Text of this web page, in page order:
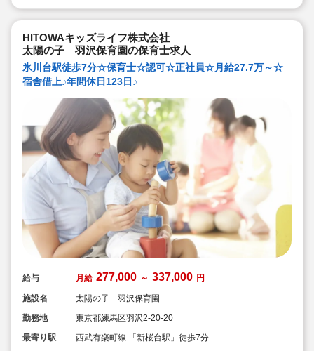
HITOWAキッズライフ株式会社
太陽の子 羽沢保育園の保育士求人
氷川台駅徒歩7分☆保育士☆認可☆正社員☆月給27.7万～☆
宿舎借上♪年間休日123日♪
給与 月給 277,000 ～ 337,000 円
施設名
太陽の子 羽沢保育園
勤務地
東京都練馬区羽沢2-20-20
最寄り駅
西武有楽町線 「新桜台駅」徒歩7分